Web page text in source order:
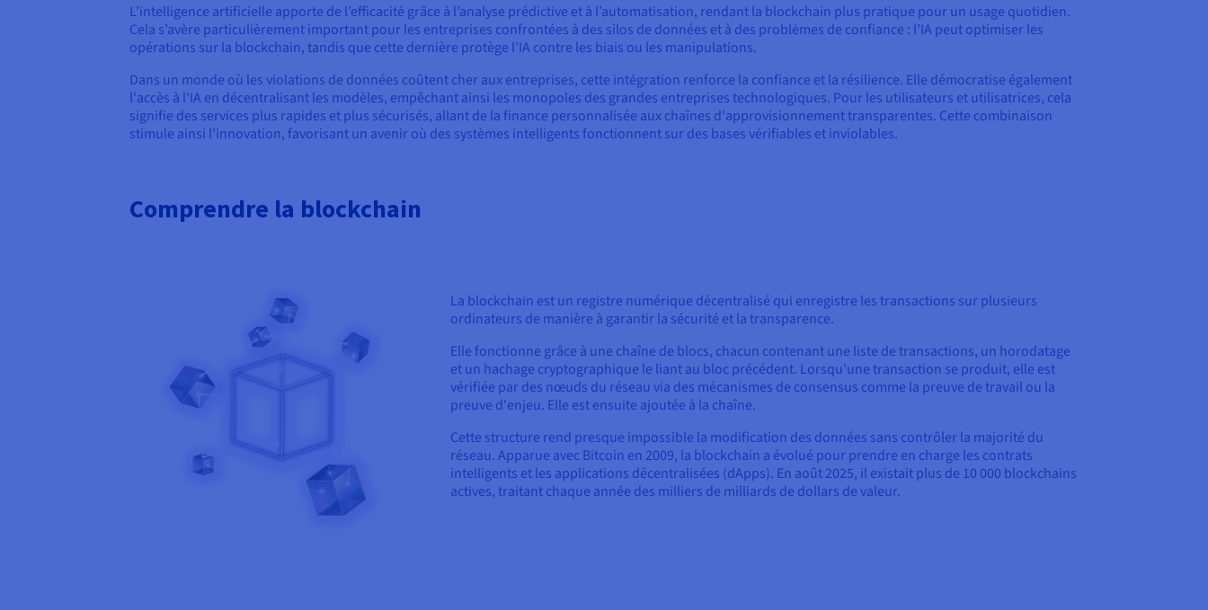
L’intelligence artificielle apporte de l’efficacité grâce à l’analyse prédictive et à l’automatisation, rendant la blockchain plus pratique pour un usage quotidien.
Cela s’avère particulièrement important pour les entreprises confrontées à des silos de données et à des problèmes de confiance : l’IA peut optimiser les
opérations sur la blockchain, tandis que cette dernière protège l’IA contre les biais ou les manipulations.
Dans un monde où les violations de données coûtent cher aux entreprises, cette intégration renforce la confiance et la résilience. Elle démocratise également
l'accès à l'IA en décentralisant les modèles, empêchant ainsi les monopoles des grandes entreprises technologiques. Pour les utilisateurs et utilisatrices, cela
signifie des services plus rapides et plus sécurisés, allant de la finance personnalisée aux chaînes d'approvisionnement transparentes. Cette combinaison
stimule ainsi l'innovation, favorisant un avenir où des systèmes intelligents fonctionnent sur des bases vérifiables et inviolables.
Comprendre la blockchain
La blockchain est un registre numérique décentralisé qui enregistre les transactions sur plusieurs
ordinateurs de manière à garantir la sécurité et la transparence.
Elle fonctionne grâce à une chaîne de blocs, chacun contenant une liste de transactions, un horodatage
et un hachage cryptographique le liant au bloc précédent. Lorsqu'une transaction se produit, elle est
vérifiée par des nœuds du réseau via des mécanismes de consensus comme la preuve de travail ou la
preuve d'enjeu. Elle est ensuite ajoutée à la chaîne.
Cette structure rend presque impossible la modification des données sans contrôler la majorité du
réseau. Apparue avec Bitcoin en 2009, la blockchain a évolué pour prendre en charge les contrats
intelligents et les applications décentralisées (dApps). En août 2025, il existait plus de 10 000 blockchains
actives, traitant chaque année des milliers de milliards de dollars de valeur.